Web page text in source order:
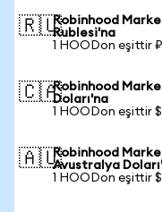
🇷🇺Robinhood
Rublesi'na
1 HOODon eşittir
🇨🇦Robinhood
Doları'na
1 HOODon eşittir
🇦🇺Robinhood
Avustralya
1 HOODon eşittir